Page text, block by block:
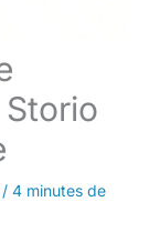
/ 4 minutes de